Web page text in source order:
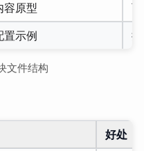
容原型
置示例
文件结构
好处